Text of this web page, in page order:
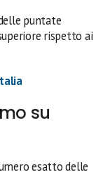
puntate
rispetto ai
su
esatto delle